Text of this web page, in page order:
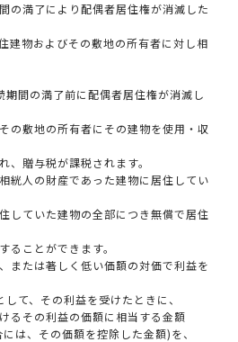
の満了により配偶者居住権が消滅した
建物およびその敷地の所有者に対し相
期間の満了前に配偶者居住権が消滅し
の敷地の所有者にその建物を使用・収
、贈与税が課税されます。
絖人の財産であった建物に居住してい
していた建物の全部につき無償で居住
ることができます。
または著しく低い価額の対価で利益を
て、その利益を受けたときに、
るその利益の価額に相当する金額
は、その価額を控除した金額)を、